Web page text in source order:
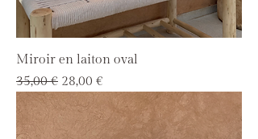
Miroir en laiton oval
Prix original
35,00 € Prix promotionnel
28,00 €